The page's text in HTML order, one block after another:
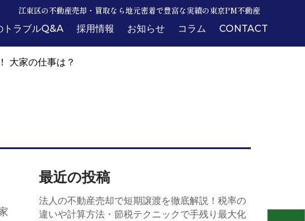
江東区の不動産売却・買取なら地元密着で豊富な実績の東京PM不動産
トラブルQ&A 採用情報 お知らせ コラム CONTACT
大家の仕事は？
最近の投稿
法人の不動産売却で短期譲渡を徹底解説！税率の
違いや計算方法・節税テクニックで手残り最大化